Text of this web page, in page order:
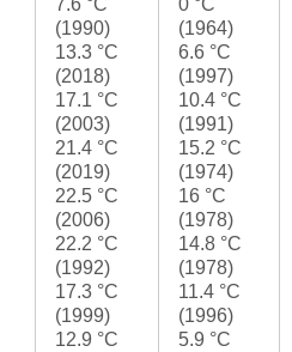
7.6 °C
(1990)
13.3 °C
(2018)
17.1 °C
(2003)
21.4 °C
(2019)
22.5 °C
(2006)
22.2 °C
(1992)
17.3 °C
(1999)
12.9 °C
0 °C
(1964)
6.6 °C
(1997)
10.4 °C
(1991)
15.2 °C
(1974)
16 °C
(1978)
14.8 °C
(1978)
11.4 °C
(1996)
5.9 °C